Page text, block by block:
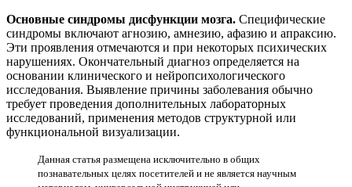
Основные синдромы дисфункции мозга. Специфические
синдромы включают агнозию, амнезию, афазию и апраксию.
Эти проявления отмечаются и при некоторых психических
нарушениях. Окончательный диагноз определяется на
основании клинического и нейропсихологического
исследования. Выявление причины заболевания обычно
требует проведения дополнительных лабораторных
исследований, применения методов структурной или
функциональной визуализации.
Данная статья размещена исключительно в общих
познавательных целях посетителей и не является научным